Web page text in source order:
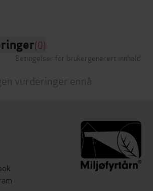
(0)
Betingelser for brukergenerert innhold
vurderinger ennå